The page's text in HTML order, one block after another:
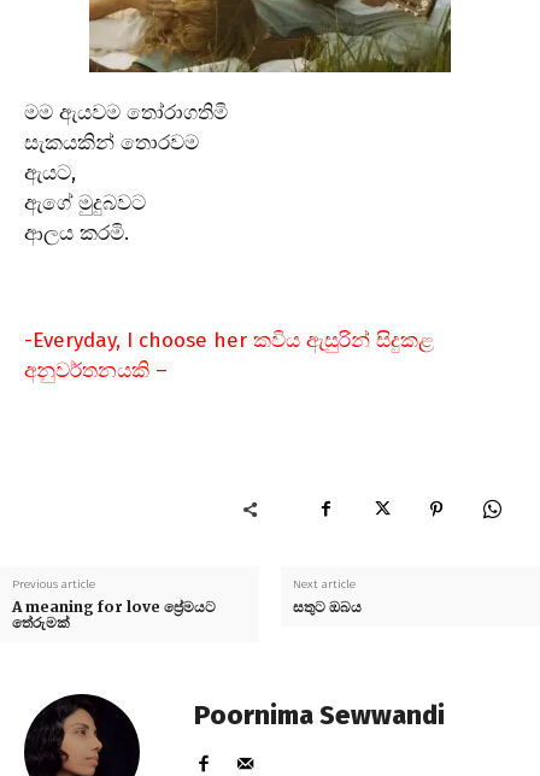
මම ඇයවම තෝරාගතිමි
සැකයකින් තොරවම
ඇයට,
ඇගේ මුදුබවට
ආලය කරමි.
-Everyday, I choose her කවිය ඇසුරින් සිදුකළ
අනුවර්තනයකි –
Previous article
A meaning for love ප්‍රේමයට
තේරුමක්
Next article
සතුට ඔබය
Poornima Sewwandi